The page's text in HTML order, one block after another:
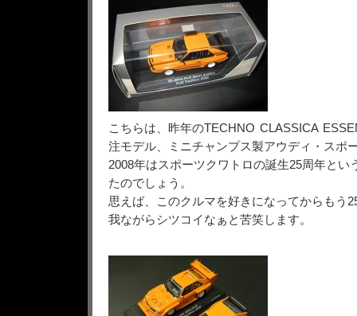
こちらは、昨年のTECHNO CLASSICA
注モデル、ミニチャンプス製アウディ・スポ
2008年はスポーツクワトロの誕生25周年とい
たのでしょう。
思えば、このクルマを好きになってからもう
我ながらシツコイなぁと苦笑します。